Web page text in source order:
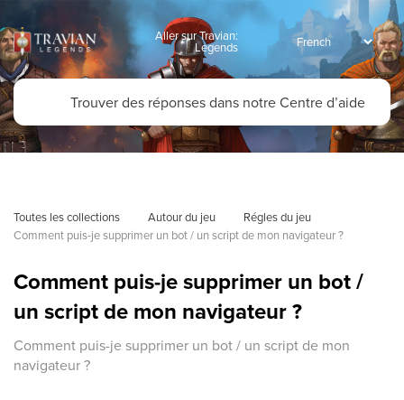
Aller sur Travian:
Legends
Toutes les collections Autour du jeu
Régles du jeu
Comment puis-je supprimer un bot / un script de mon navigateur ?
Comment puis-je supprimer un bot /
un script de mon navigateur ?
Comment puis-je supprimer un bot / un script de mon
navigateur ?